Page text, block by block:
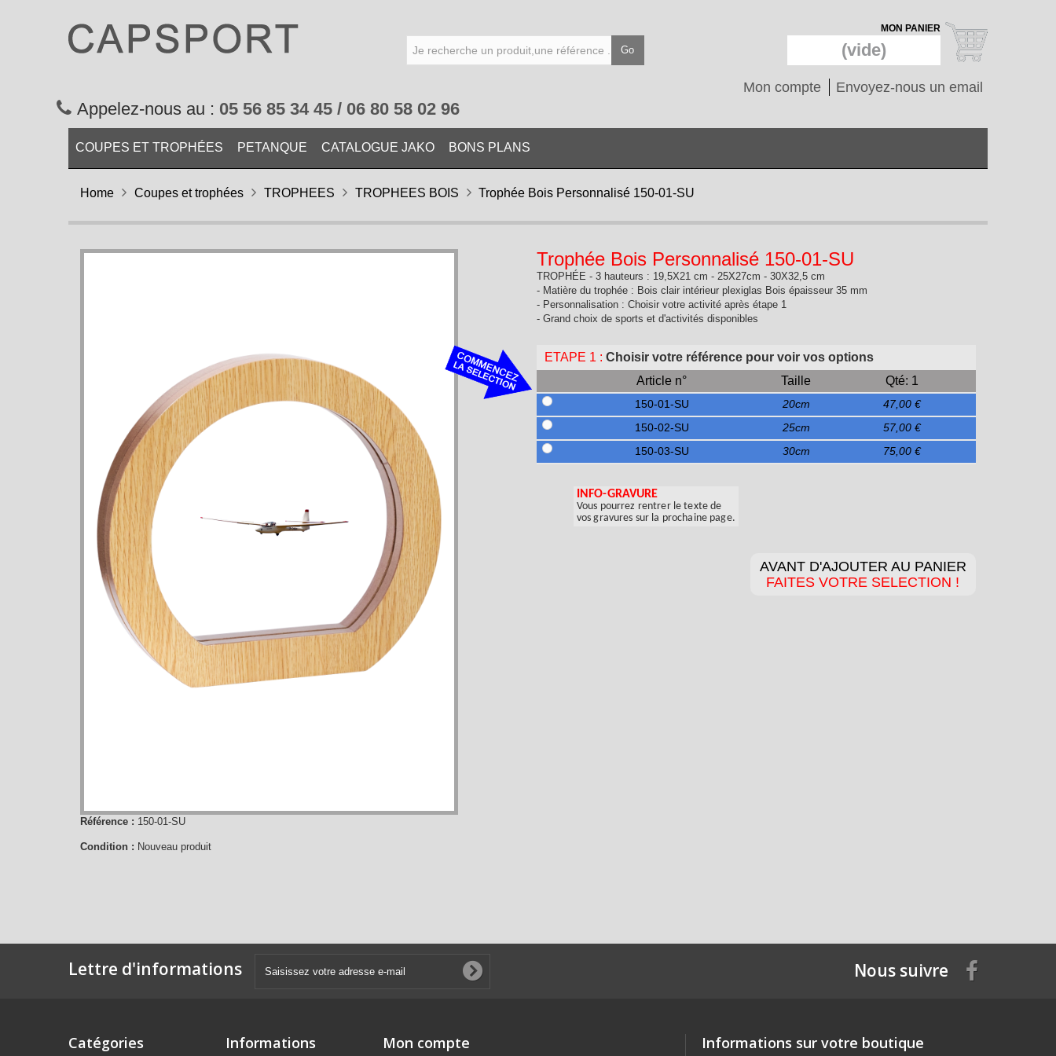
Go
MON PANIER
(vide)
Mon compte Envoyez-nous un email
Appelez-nous au : 05 56 85 34 45 / 06 80 58 02 96
COUPES ET TROPHÉES PETANQUE CATALOGUE JAKO BONS PLANS
Home Coupes et trophées TROPHEES TROPHEES BOIS Trophée Bois Personnalisé 150-01-SU
Référence : 150-01-SU
Condition : Nouveau produit
Trophée Bois Personnalisé 150-01-SU
TROPHÉE - 3 hauteurs : 19,5X21 cm - 25X27cm - 30X32,5 cm
- Matière du trophée : Bois clair intérieur plexiglas Bois épaisseur 35 mm
- Personnalisation : Choisir votre activité après étape 1
- Grand choix de sports et d'activités disponibles
ETAPE 1 : Choisir votre référence pour voir vos options
Article n°
Taille Qté: 1
150-01-SU 20cm
47,00 €
150-02-SU
25cm
57,00 €
150-03-SU
30cm 75,00 €
INFO-GRAVURE
Vous pourrez rentrer le texte de
vos gravures sur la prochaine page.
AVANT D'AJOUTER AU PANIER
FAITES VOTRE SELECTION !
Lettre d'informations Nous suivre
Catégories Informations Mon compte Informations sur votre boutique